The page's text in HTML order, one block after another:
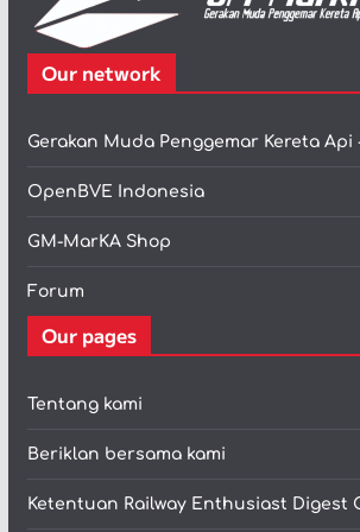
Our network
Gerakan Muda Penggemar Kereta Api
OpenBVE Indonesia
GM-MarKA Shop
Forum
Our pages
Tentang kami
Beriklan bersama kami
Ketentuan Railway Enthusiast Digest